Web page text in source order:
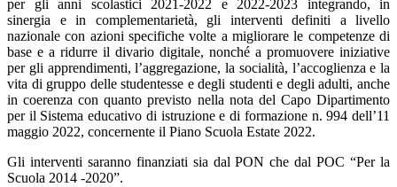
per gli anni scolastici 2021-2022 e 2022-2023 integrando, in
sinergia e in complementarietà, gli interventi definiti a livello
nazionale con azioni specifiche volte a migliorare le competenze di
base e a ridurre il divario digitale, nonché a promuovere iniziative
per gli apprendimenti, l’aggregazione, la socialità, l’accoglienza e la
vita di gruppo delle studentesse e degli studenti e degli adulti, anche
in coerenza con quanto previsto nella nota del Capo Dipartimento
per il Sistema educativo di istruzione e di formazione n. 994 dell’11
maggio 2022, concernente il Piano Scuola Estate 2022.
Gli interventi saranno finanziati sia dal PON che dal POC “Per la
Scuola 2014 -2020”.